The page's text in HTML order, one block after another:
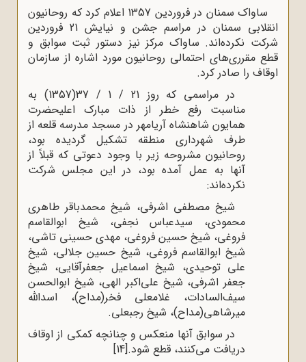
ساواک سمنان در فروردین 1357 اعلام کرد که روحانیون
انقلابی سمنان در مراسم جشن و نیایش 21 فروردین
شرکت نکرده‌اند. ساواک مرکز نیز دستور ثبت سوابق و
قطع مقرری‌های احتمالی روحانیون مورد اشاره از سازمان
اوقاف را صادر کرد.
در مراسمی که روز 21 / 1 / 37(1357) به
مناسبت رفع خطر از ذات مبارک اعلیحضرت
همایون شاهنشاه آریامهر در مسجد مدرسه قلعه از
طرف شهرداری منطقه تشکیل گردیده بود،
روحانیون مشروحه زیر با وجود دعوتی که قبلاً از
آنها به عمل آمده بود، در این مجلس شرکت
نکرده‌اند:
شیخ مصطفی اشرفی، شیخ محمدباقر طاهری
محمودی، سیدعباس نجفی، شیخ ابوالقاسم
فروغی، شیخ حسین فروغی، مهدی حسینی تاشی،
شیخ ابوالقاسم فروغی، شیخ حسین جلالی، شیخ
علی توحیدی، شیخ اسماعیل جعفرآقایی، شیخ
جعفر اشرفی، شیخ علی‌اکبر الهی، شیخ ابوالحسن
سیف‌السادات، غلامعلی فخر(مداح)، اسدالله
میرشاهی(مداح)، شیخ رجبعلی.
در سوابق آنها منعکس و چنانچه کمکی از اوقاف
دریافت می‌کنند، قطع شود.[14]